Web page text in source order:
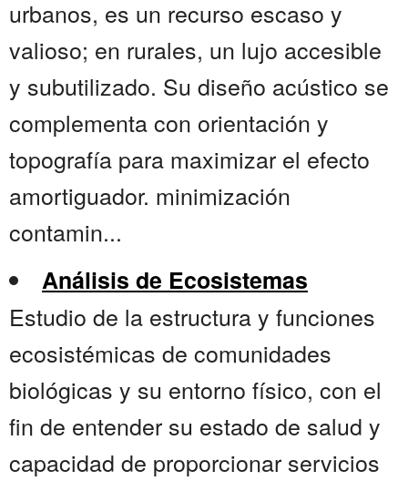
urbanos, es un recurso escaso y
valioso; en rurales, un lujo accesible
y subutilizado. Su diseño acústico se
complementa con orientación y
topografía para maximizar el efecto
amortiguador. minimización
contamin...
Análisis de Ecosistemas
Estudio de la estructura y funciones
ecosistémicas de comunidades
biológicas y su entorno físico, con el
fin de entender su estado de salud y
capacidad de proporcionar servicios